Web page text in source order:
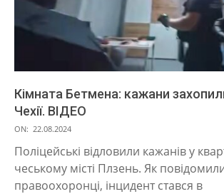
Кімната Бетмена: кажани
Чехії. ВІДЕО
2024-
08-
ON: 22.08.2024
Поліцейські відловили кажанів у
чеському місті Плзень. Як
правоохоронці, інцидент стався в